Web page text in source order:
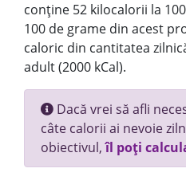
conține 52 kilocalorii la
100 de grame din acest
caloric din cantitatea
adult (2000 kCal).
Dacă vrei să afli
câte calorii ai nevoie
obiectivul,îl poți